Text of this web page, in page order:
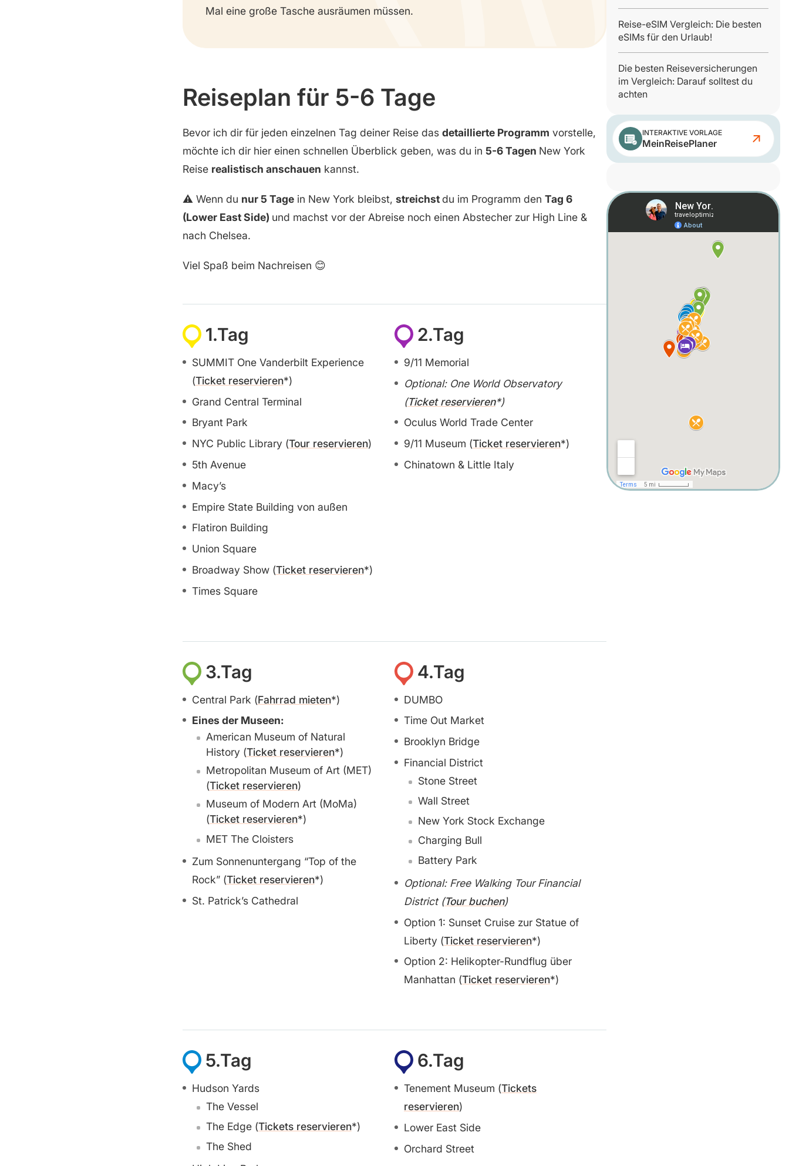
Mal eine große Tasche ausräumen müssen.
Reiseplan für 5-6 Tage
Bevor ich dir für jeden einzelnen Tag deiner Reise das detaillierte Programm vorstelle,
möchte ich dir hier einen schnellen Überblick geben, was du in 5-6 Tagen New York
Reise realistisch anschauen kannst.
⚠️ Wenn du nur 5 Tagein New York bleibst, streichstdu im Programm den Tag 6
(Lower East Side) und machst vor der Abreise noch einen Abstecher zur High Line &
nach Chelsea.
Viel Spaß beim Nachreisen 😊
1.Tag
SUMMIT One Vanderbilt Experience
(Ticket reservieren )
Grand Central Terminal
Bryant Park
NYC Public Library (Tour reservieren)
5th Avenue
Macy’s
Empire State Building von außen
Flatiron Building
Union Square
Broadway Show (Ticket reservieren )
Times Square
2.Tag
9/11 Memorial
Optional: One World Observatory
(Ticket reservieren )
Oculus World Trade Center
9/11 Museum (Ticket reservieren )
Chinatown & Little Italy
3.Tag
Central Park (Fahrrad mieten )
Eines der Museen:
American Museum of Natural
History (Ticket reservieren )
Metropolitan Museum of Art (MET)
(Ticket reservieren)
Museum of Modern Art (MoMa)
(Ticket reservieren )
MET The Cloisters
Zum Sonnenuntergang “Top of the
Rock” (Ticket reservieren )
St. Patrick’s Cathedral
4.Tag
DUMBO
Time Out Market
Brooklyn Bridge
Financial District
Stone Street
Wall Street
New York Stock Exchange
Charging Bull
Battery Park
Optional: Free Walking Tour Financial
District (Tour buchen)
Option 1: Sunset Cruise zur Statue of
Liberty (Ticket reservieren )
Option 2: Helikopter-Rundflug über
Manhattan (Ticket reservieren )
5.Tag
Hudson Yards
The Vessel
The Edge (Tickets reservieren )
The Shed
6.Tag
Tenement Museum (Tickets
reservieren)
Lower East Side
Orchard Street
Reise-eSIM Vergleich: Die besten
eSIMs für den Urlaub!
Die besten Reiseversicherungen
im Vergleich: Darauf solltest du
achten
INTERAKTIVE VORLAGE
MeinReisePlaner